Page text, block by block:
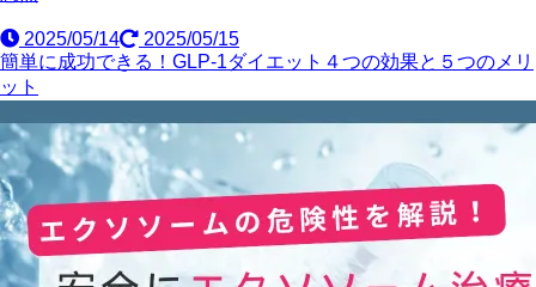
2025/05/14
2025/05/15
簡単に成功できる！GLP-1ダイエット４つの効果と５つのメリ
ット